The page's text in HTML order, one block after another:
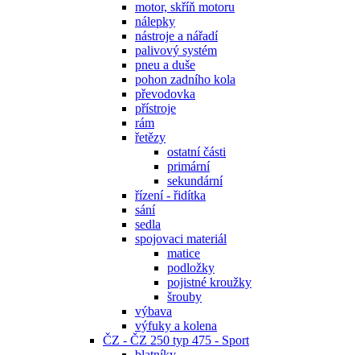
motor, skříň motoru
nálepky
nástroje a nářadí
palivový systém
pneu a duše
pohon zadního kola
převodovka
přístroje
rám
řetězy
ostatní části
primární
sekundární
řízení - řidítka
sání
sedla
spojovaci materiál
matice
podložky
pojistné kroužky
šrouby
výbava
výfuky a kolena
ČZ - ČZ 250 typ 475 - Sport